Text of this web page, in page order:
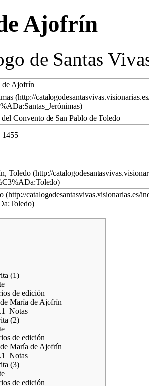
Ajofrín
de Santas
de Ajofrín
del Convento de San Pablo de Toledo
1455
Toledo
(1)
de edición
María de Ajofrín
Notas
(2)
de edición
María de Ajofrín
Notas
(3)
de edición